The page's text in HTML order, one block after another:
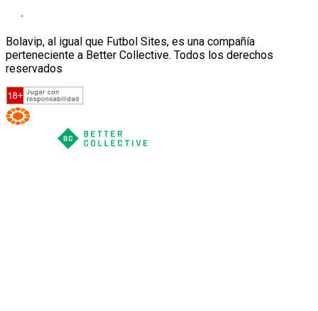
Bolavip, al igual que Futbol Sites, es una compañía
perteneciente a Better Collective. Todos los derechos
reservados